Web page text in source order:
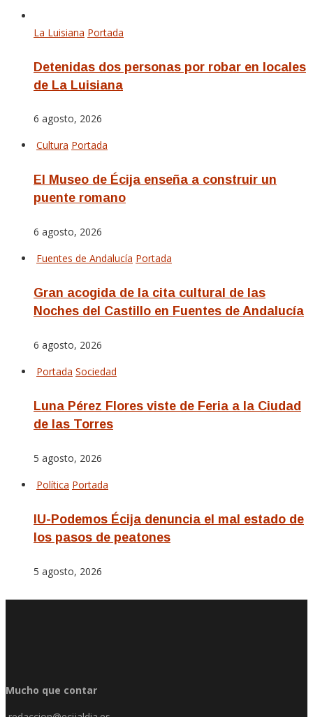
La Luisiana Portada
Detenidas dos personas por robar en locales
de La Luisiana
6 agosto, 2026
Cultura Portada
El Museo de Écija enseña a construir un
puente romano
6 agosto, 2026
Fuentes de Andalucía Portada
Gran acogida de la cita cultural de las
Noches del Castillo en Fuentes de Andalucía
6 agosto, 2026
Portada Sociedad
Luna Pérez Flores viste de Feria a la Ciudad
de las Torres
5 agosto, 2026
Política Portada
IU-Podemos Écija denuncia el mal estado de
los pasos de peatones
5 agosto, 2026
Mucho que contar